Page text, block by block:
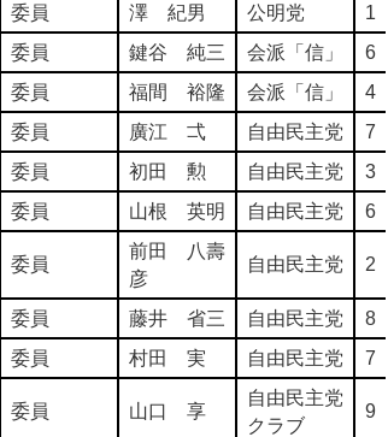
委員 澤 紀男 公明党
1
委員
鍵谷 純三 会派「信」
6
委員
福間 裕隆 会派「信」
4
委員
廣江 弌 自由民主党
7
委員
初田 勲 自由民主党
3
委員
山根 英明 自由民主党 6
委員
前田 八壽
彦
自由民主党 2
委員 藤井 省三 自由民主党
8
委員
村田 実 自由民主党 7
委員 山口 享
自由民主党
クラブ
9